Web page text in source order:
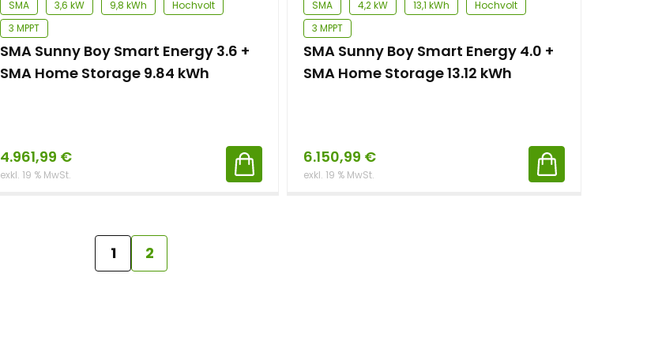
SMA 3,6 kW 9,8 kWh
Hochvolt
3 MPPT
SMA Sunny Boy Smart Energy 3.6 +
SMA Home Storage 9.84 kWh
4.961,99 €
exkl. 19 % MwSt.
SMA 4,2 kW 13,1 kWh
Hochvolt
3 MPPT
SMA Sunny Boy Smart Energy 4.0 +
SMA Home Storage 13.12 kWh
6.150,99 €
exkl. 19 % MwSt.
1 2